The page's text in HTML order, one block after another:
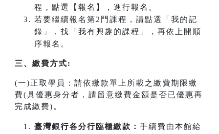
程，點選【報名】，進行報名。
若要繼續報名第2門課程，請點選「我的記
錄」，找「我有興趣的課程」，再依上開順
序報名。
三、繳費方式:
(一)正取學員：請依繳款單上所載之繳費期限繳
費(具優惠身分者，請留意繳費金額是否已優惠再
完成繳費)。
臺灣銀行各分行臨櫃繳款： 手續費由本館給